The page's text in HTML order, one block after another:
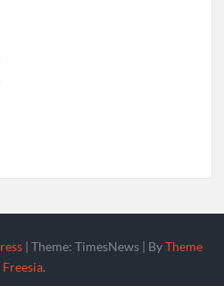
|Theme: TimesNews | ByTheme
Freesia.